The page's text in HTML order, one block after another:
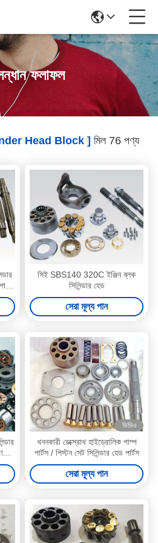
ফলাফল
Head Block ] মিল 76 পণ্য
সিই SBS140 320C ইঞ্জিন ব্লক
সিলিন্ডার হেড
সেরা মূল্য পান
ভিডিও
খননকারী রেক্স্রোথ হাইড্রোলিক পাম্প
পার্টস / পিস্টন সেট সিলিন্ডার হেড পার্টস
সেরা মূল্য পান